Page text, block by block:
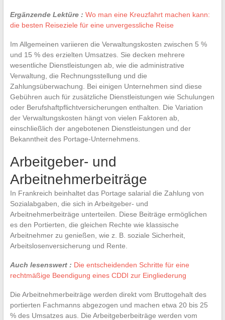
Ergänzende Lektüre : Wo man eine Kreuzfahrt machen kann:
die besten Reiseziele für eine unvergessliche Reise
Im Allgemeinen variieren die Verwaltungskosten zwischen 5 %
und 15 % des erzielten Umsatzes. Sie decken mehrere
wesentliche Dienstleistungen ab, wie die administrative
Verwaltung, die Rechnungsstellung und die
Zahlungsüberwachung. Bei einigen Unternehmen sind diese
Gebühren auch für zusätzliche Dienstleistungen wie Schulungen
oder Berufshaftpflichtversicherungen enthalten. Die Variation
der Verwaltungskosten hängt von vielen Faktoren ab,
einschließlich der angebotenen Dienstleistungen und der
Bekanntheit des Portage-Unternehmens.
Arbeitgeber- und
Arbeitnehmerbeiträge
In Frankreich beinhaltet das Portage salarial die Zahlung von
Sozialabgaben, die sich in Arbeitgeber- und
Arbeitnehmerbeiträge unterteilen. Diese Beiträge ermöglichen
es den Portierten, die gleichen Rechte wie klassische
Arbeitnehmer zu genießen, wie z. B. soziale Sicherheit,
Arbeitslosenversicherung und Rente.
Auch lesenswert : Die entscheidenden Schritte für eine
rechtmäßige Beendigung eines CDDI zur Eingliederung
Die Arbeitnehmerbeiträge werden direkt vom Bruttogehalt des
portierten Fachmanns abgezogen und machen etwa 20 bis 25
% des Umsatzes aus. Die Arbeitgeberbeiträge werden vom